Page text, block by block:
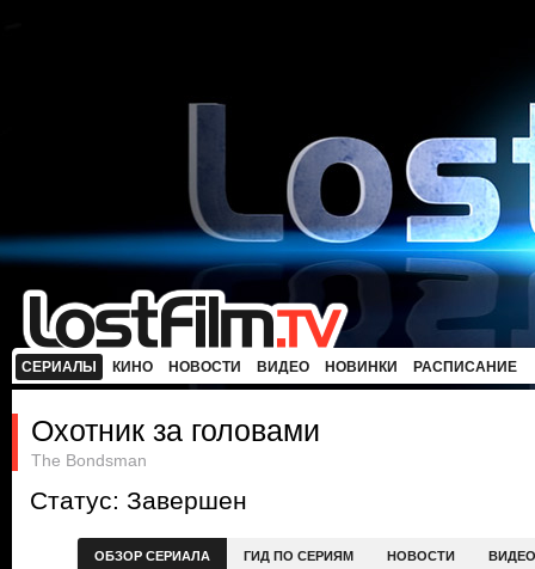
СЕРИАЛЫ КИНО НОВОСТИ ВИДЕО НОВИНКИ РАСПИСАНИЕ
Охотник за головами
The Bondsman
Статус: Завершен
ОБЗОР СЕРИАЛА ГИД ПО СЕРИЯМ НОВОСТИ ВИДЕО